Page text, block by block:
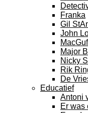
Franka
Gil
John
Major
Nicky
Rik
De
Educatief
Antoni
Er was